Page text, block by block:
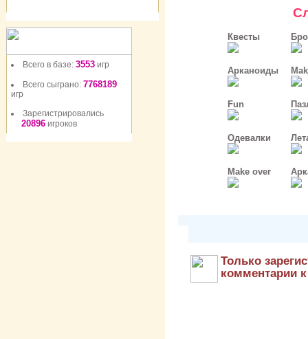
Всего в базе: 3553 игр
Всего сыграно: 7768189
игр
Зарегистрировались
20896 игроков
Квесты
Арканоиды
Fun
Одевалки
Make over
Только
комментарии